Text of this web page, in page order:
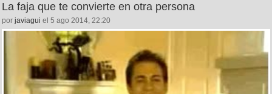
La faja que te convierte en otra persona
por javiagui el 5 ago 2014, 22:20